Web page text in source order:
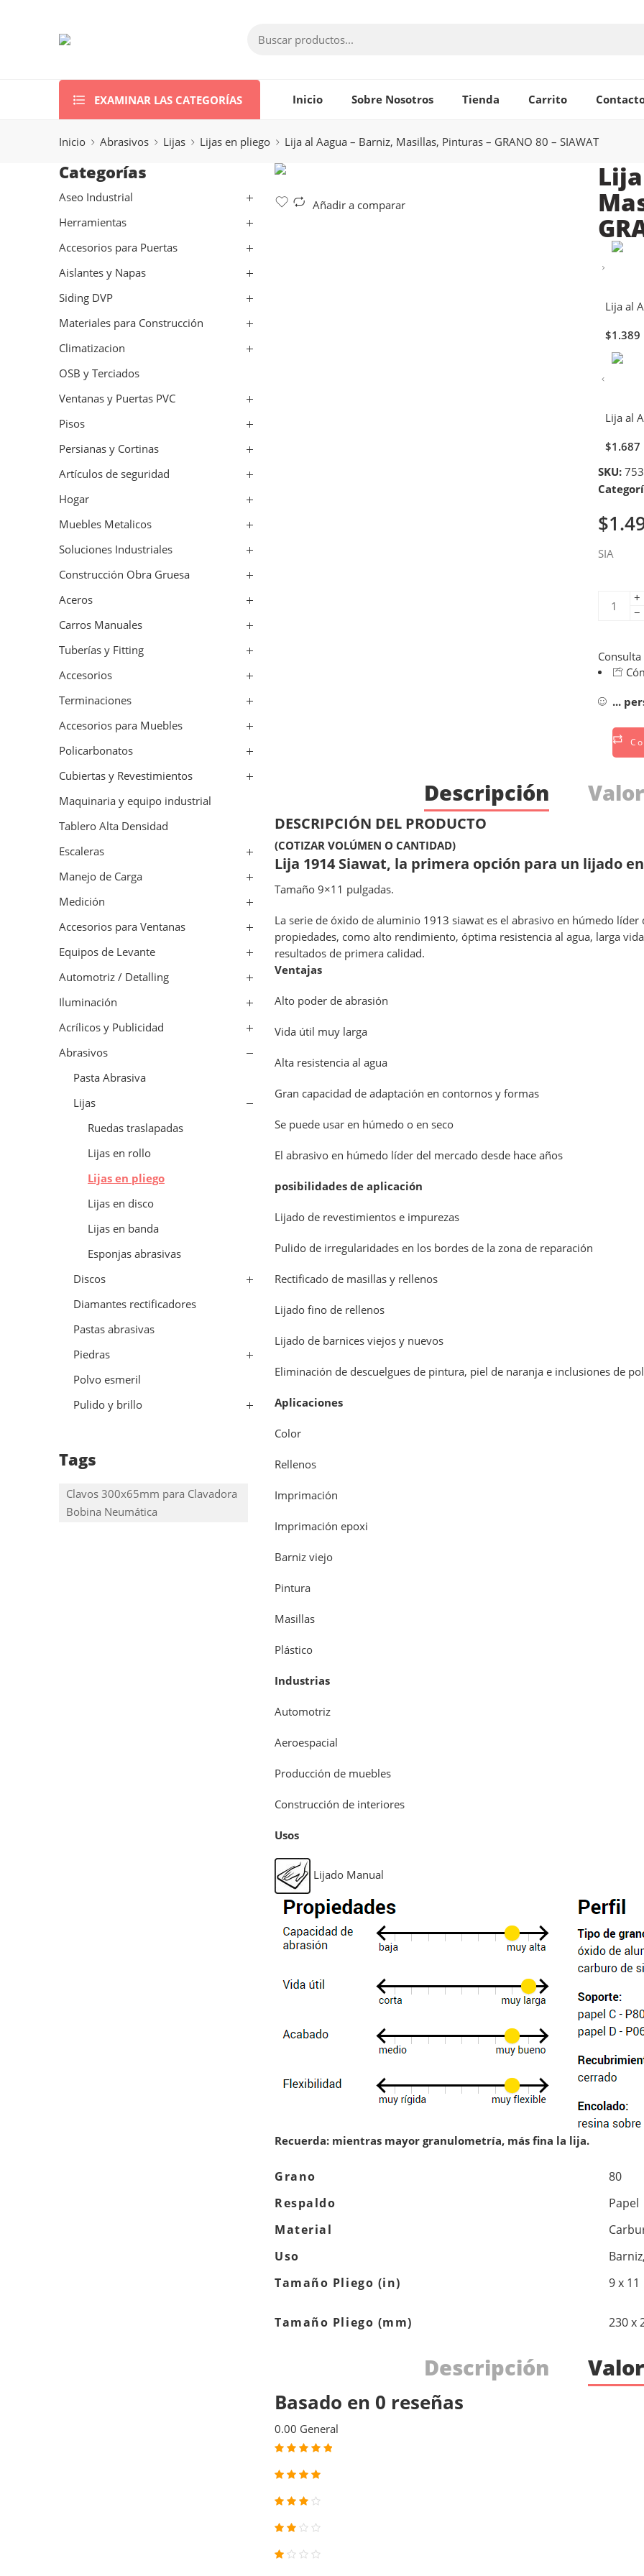
EXAMINAR LAS CATEGORÍAS Inicio Sobre Nosotros Tienda Carrito
Inicio Abrasivos Lijas Lijas en pliego Lija al Aagua – Barniz, Masillas, Pinturas – GRANO 80 – SIAWAT
Añadir a comparar
Lija al
$1.389
Lija al
$1.687
SKU:
$
SIA
+
−
...
Descripción
DESCRIPCIÓN DEL PRODUCTO
(COTIZAR VOLÚMEN O CANTIDAD)
Lija 1914 Siawat, la primera opción para un lijado
Tamaño 9×11 pulgadas.
La serie de óxido de aluminio 1913 siawat es el abrasivo en húmedo
propiedades, como alto rendimiento, óptima resistencia al agua, larga
resultados de primera calidad.
Ventajas
Alto poder de abrasión
Vida útil muy larga
Alta resistencia al agua
Gran capacidad de adaptación en contornos y formas
Se puede usar en húmedo o en seco
El abrasivo en húmedo líder del mercado desde hace años
posibilidades de aplicación
Lijado de revestimientos e impurezas
Pulido de irregularidades en los bordes de la zona de reparación
Rectificado de masillas y rellenos
Lijado fino de rellenos
Lijado de barnices viejos y nuevos
Eliminación de descuelgues de pintura, piel de naranja e inclusiones de
Aplicaciones
Color
Rellenos
Imprimación
Imprimación epoxi
Barniz viejo
Pintura
Masillas
Plástico
Industrias
Automotriz
Aeroespacial
Producción de muebles
Construcción de interiores
Usos
Lijado Manual
Recuerda: mientras mayor granulometría, más fina la lija.
Grano
80
Respaldo
Papel
Material
Uso
Tamaño Pliego (in)
9 x 11
Tamaño Pliego (mm) 230 x
Descripción
Basado en 0 reseñas
0.00 General
Categorías
Aseo Industrial
Herramientas
Accesorios para Puertas
Aislantes y Napas
Siding DVP
Materiales para Construcción
Climatizacion
OSB y Terciados
Ventanas y Puertas PVC
Pisos
Persianas y Cortinas
Artículos de seguridad
Hogar
Muebles Metalicos
Soluciones Industriales
Construcción Obra Gruesa
Aceros
Carros Manuales
Tuberías y Fitting
Accesorios
Terminaciones
Accesorios para Muebles
Policarbonatos
Cubiertas y Revestimientos
Maquinaria y equipo industrial
Tablero Alta Densidad
Escaleras
Manejo de Carga
Medición
Accesorios para Ventanas
Equipos de Levante
Automotriz / Detalling
Iluminación
Acrílicos y Publicidad
Abrasivos
Pasta Abrasiva
Lijas
Ruedas traslapadas
Lijas en rollo
Lijas en pliego
Lijas en disco
Lijas en banda
Esponjas abrasivas
Discos
Diamantes rectificadores
Pastas abrasivas
Piedras
Polvo esmeril
Pulido y brillo
Tags
Clavos 300x65mm para Clavadora
Bobina Neumática